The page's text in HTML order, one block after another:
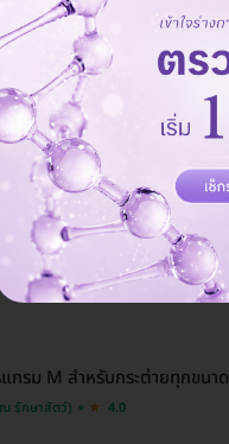
กรม L สำหรับกระต่ายทุกขนาด
รักษาสัตว์)
4.0
กรม M สำหรับกระต่ายทุกขนาด
รักษาสัตว์)
4.0